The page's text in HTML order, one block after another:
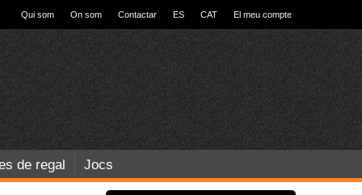
Qui som On som Contactar ES CAT El meu compte
de regal Jocs